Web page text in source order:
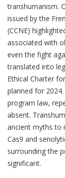
transhumanism.
issued by the
(CCNE)
associated with
even the fight
translated into
Ethical Charter
planned for
program law,
absent.
ancient myths to
Cas9 and
surrounding the
significant.